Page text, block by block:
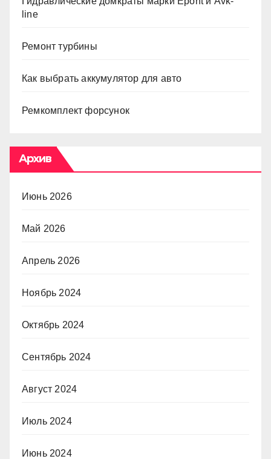
line
Ремонт турбины
Как выбрать аккумулятор для авто
Ремкомплект форсунок
Архив
Июнь 2026
Май 2026
Апрель 2026
Ноябрь 2024
Октябрь 2024
Сентябрь 2024
Август 2024
Июль 2024
Июнь 2024